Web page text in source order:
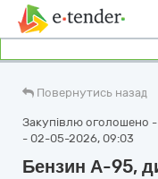
Повернутись назад
Закупівлю оголошено -
- 02-05-2026, 09:03
Бензин А-95,